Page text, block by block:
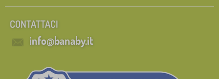
CONTATTACI
info@banaby.it